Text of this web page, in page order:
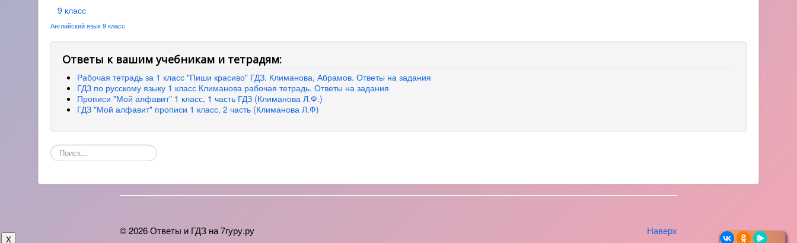
9 класс
Английский язык 9 класс
Ответы к вашим учебникам и тетрадям:
Рабочая тетрадь за 1 класс "Пиши красиво" ГДЗ. Климанова, Абрамов. Ответы на задания
ГДЗ по русскому языку 1 класс Климанова рабочая тетрадь. Ответы на задания
Прописи "Мой алфавит" 1 класс, 1 часть ГДЗ (Климанова Л.Ф.)
ГДЗ "Мой алфавит" прописи 1 класс, 2 часть (Климанова Л.Ф)
Поиск
по
X
Наверх
© 2026 Ответы и ГДЗ на 7гуру.ру